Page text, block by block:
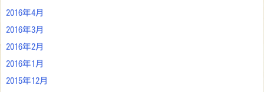
2016年4月
2016年3月
2016年2月
2016年1月
2015年12月